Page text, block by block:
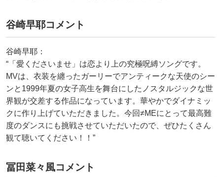
谷崎早耶コメント
谷崎早耶：
“「愛くださいませ」は恋より上の究極呪縛ソングです。
MVは、衣装を纏ったガーリーでアンティークな天使のシー
ンと1999年夏の女子高生を舞台にしたノスタルジックな世
界観が交差する作品になっています。華やかでダイナミッ
クに作り上げていただきました。今回≠MEにとって最高難
度のダンスにも挑戦させていただいたので、ぜひたくさん
観て聴いてください！！”
冨田菜々風コメント